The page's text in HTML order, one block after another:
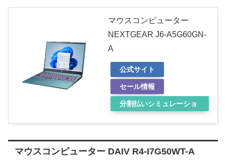
マウスコンピューター
NEXTGEAR J6-A5G60GN-
A
公式サイト
セール情報
分割払いシミュレーショ
マウスコンピューター DAIV R4-I7G50WT-A